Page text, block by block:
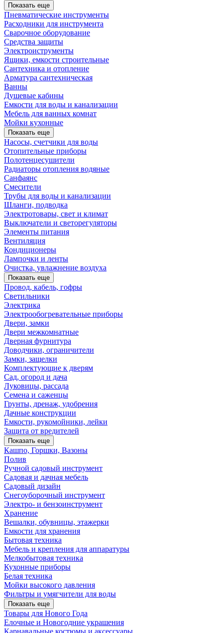
Показать еще
Пневматические инструменты
Расходники для инструмента
Сварочное оборудование
Средства защиты
Электроиструменты
Ящики, емкости строительные
Сантехника и отопление
Арматура сантехническая
Ванны
Душевые кабины
Емкости для воды и канализации
Мебель для ванных комнат
Мойки кухонные
Показать еще
Насосы, счетчики для воды
Отопительные приборы
Полотенцесушители
Радиаторы отопления водяные
Санфаянс
Смесители
Трубы для воды и канализации
Шланги, подводка
Электротовары, свет и климат
Выключатели и светорегуляторы
Элементы питания
Вентиляция
Кондиционеры
Лампочки и ленты
Очистка, увлажнение воздуха
Показать еще
Провод, кабель, гофры
Светильники
Электрика
Электрообогревательные приборы
Двери, замки
Двери межкомнатные
Дверная фурнитура
Доводчики, ограничители
Замки, защелки
Комплектующие к дверям
Сад, огород и дача
Луковицы, рассада
Семена и саженцы
Грунты, дренаж, удобрения
Дачные конструкции
Емкости, рукомойники, лейки
Защита от вредителей
Показать еще
Кашпо, Горшки, Вазоны
Полив
Ручной садовый инструмент
Садовая и дачная мебель
Садовый дизайн
Снегоуборочный инструмент
Электро- и бензоинструмент
Хранение
Вешалки, обувницы, этажерки
Емкости для хранения
Бытовая техника
Мебель и крепления для аппаратуры
Мелкобытовая техника
Кухонные приборы
Белая техника
Мойки высокого давления
Фильтры и умягчители для воды
Показать еще
Товары для Нового Года
Елочные и Новогодние украшения
Карнавальные костюмы и аксессуары